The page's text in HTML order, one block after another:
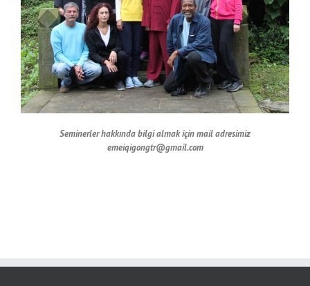
Seminerler hakkında bilgi almak için mail adresimiz
emeiqigongtr@gmail.com